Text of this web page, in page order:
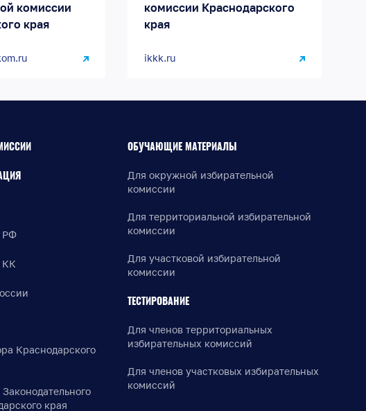
комиссии
края
комиссии Краснодарского
края
ikkk.ru
РФ
КК
Краснодарского
края
ОБУЧАЮЩИЕ МАТЕРИАЛЫ
Для окружной избирательной
комиссии
Для территориальной избирательной
комиссии
Для участковой избирательной
комиссии
ТЕСТИРОВАНИЕ
Для членов территориальных
избирательных комиссий
Для членов участковых избирательных
комиссий